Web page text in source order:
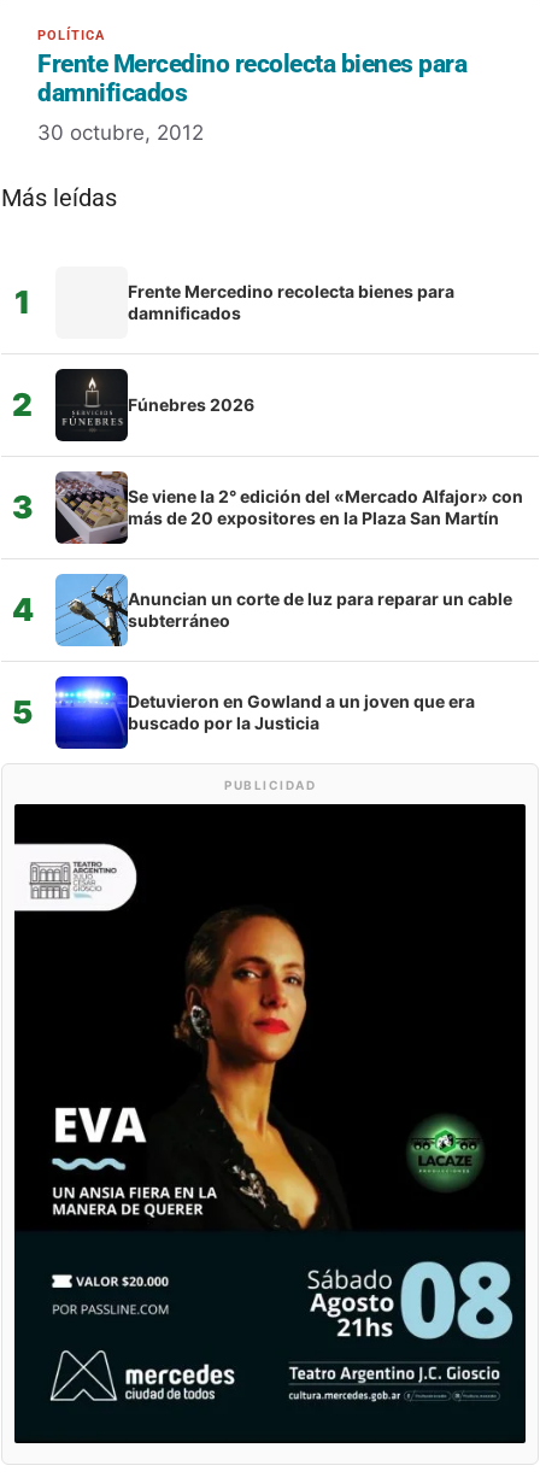
Frente Mercedino recolecta bienes para
damnificados
30 octubre, 2012
Más leídas
1
Frente Mercedino recolecta bienes para
damnificados
2 Fúnebres 2026
3
Se viene la 2° edición del «Mercado Alfajor» con
más de 20 expositores en la Plaza San Martín
4
Anuncian un corte de luz para reparar un cable
subterráneo
5
Detuvieron en Gowland a un joven que era
buscado por la Justicia
PUBLICIDAD